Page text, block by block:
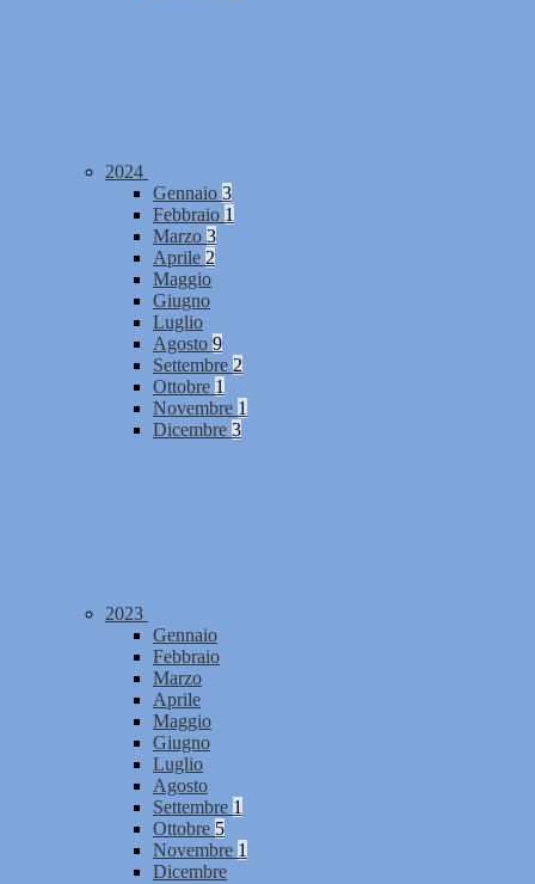
2024
Gennaio 3
Febbraio 1
Marzo 3
Aprile 2
Maggio
Giugno
Luglio
Agosto 9
Settembre 2
Ottobre 1
Novembre 1
Dicembre 3
2023
Gennaio
Febbraio
Marzo
Aprile
Maggio
Giugno
Luglio
Agosto
Settembre 1
Ottobre 5
Novembre 1
Dicembre